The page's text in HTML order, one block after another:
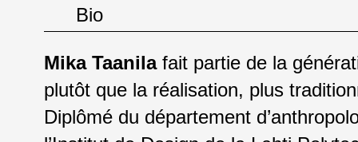
Bio
Mika Taanilafait partie de la
plutôt que la réalisation, plus
Diplômé du département